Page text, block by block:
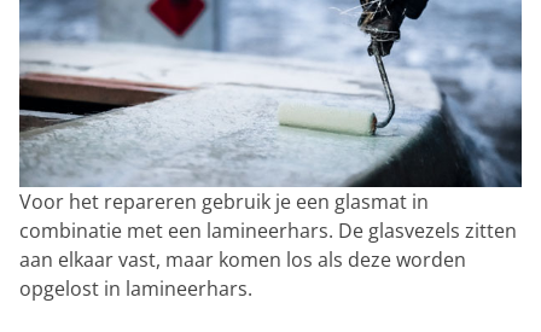
Voor het repareren gebruik je een glasmat in
combinatie met een lamineerhars. De glasvezels zitten
aan elkaar vast, maar komen los als deze worden
opgelost in lamineerhars.